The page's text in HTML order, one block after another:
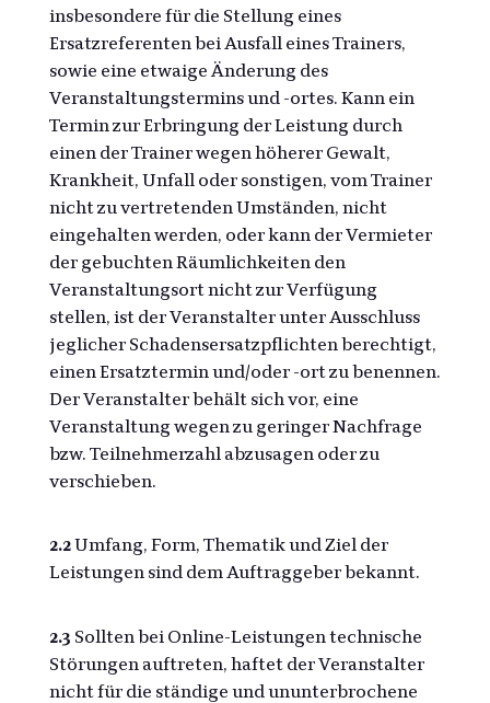
insbesondere für die Stellung eines
Ersatzreferenten bei Ausfall eines Trainers,
sowie eine etwaige Änderung des
Veranstaltungstermins und -ortes. Kann ein
Termin zur Erbringung der Leistung durch
einen der Trainer wegen höherer Gewalt,
Krankheit, Unfall oder sonstigen, vom Trainer
nicht zu vertretenden Umständen, nicht
eingehalten werden, oder kann der Vermieter
der gebuchten Räumlichkeiten den
Veranstaltungsort nicht zur Verfügung
stellen, ist der Veranstalter unter Ausschluss
jeglicher Schadensersatzpflichten berechtigt,
einen Ersatztermin und/oder -ort zu benennen.
Der Veranstalter behält sich vor, eine
Veranstaltung wegen zu geringer Nachfrage
bzw. Teilnehmerzahl abzusagen oder zu
verschieben.
2.2Umfang, Form, Thematik und Ziel der
Leistungen sind dem Auftraggeber bekannt.
2.3 Sollten bei Online-Leistungen technische
Störungen auftreten, haftet der Veranstalter
nicht für die ständige und ununterbrochene